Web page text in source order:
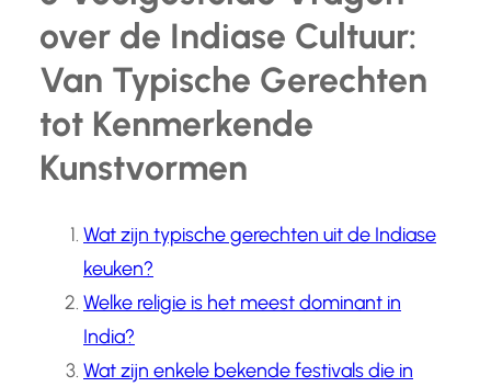
over de Indiase Cultuur:
Van Typische Gerechten
tot Kenmerkende
Kunstvormen
Wat zijn typische gerechten uit de Indiase
keuken?
Welke religie is het meest dominant in
India?
Wat zijn enkele bekende festivals die in